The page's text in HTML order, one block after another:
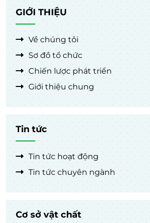
GIỚI THIỆU
Về chúng tôi
Sơ đồ tổ chức
Chiến lược phát triển
Giới thiệu chung
Tin tức
Tin tức hoạt động
Tin tức chuyên ngành
Cơ sở vật chất